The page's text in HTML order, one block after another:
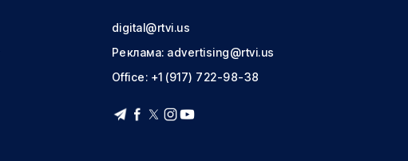
digital@rtvi.us
Реклама: advertising@rtvi.us
Office: +1 (917) 722-98-38